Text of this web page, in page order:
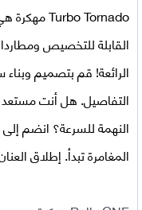
Turbo Tornado مهكرة
القابلة للتخصيص
الرائعة! قم بتصميم
التفاصيل. هل أنت مستعد
النهمة للسرعة؟ انضم
المغامرة تبدأ. إطلاق